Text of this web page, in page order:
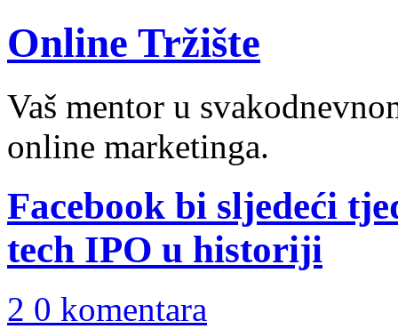
Online Tržište
Vaš mentor u
online marketinga.
Facebook bi sljedeći
tech IPO u historiji
2 0 komentara